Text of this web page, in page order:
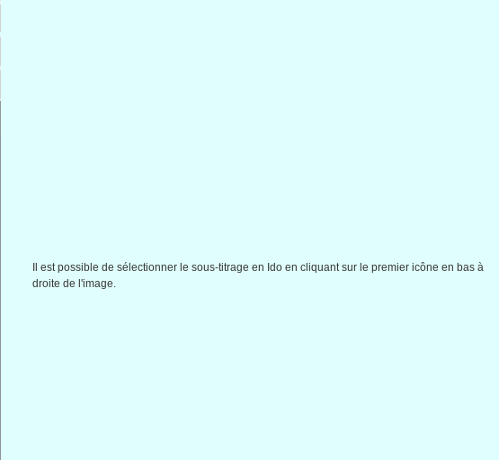
Il est possible de sélectionner le sous-titrage en Ido en cliquant sur le premier icône en bas à
droite de l'image.